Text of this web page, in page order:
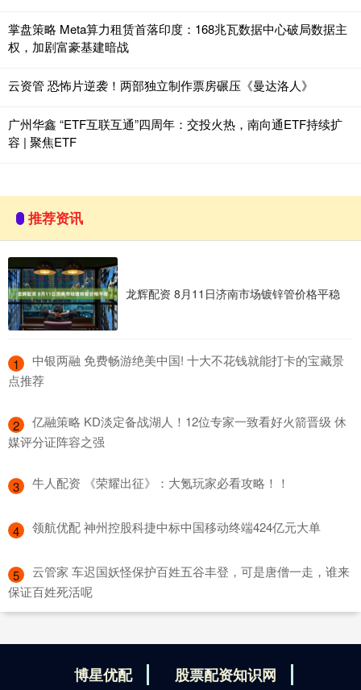
掌盘策略 Meta算力租赁首落印度：168兆瓦数据中心破局数据主
权，加剧富豪基建暗战
云资管 恐怖片逆袭！两部独立制作票房碾压《曼达洛人》
广州华鑫 “ETF互联互通”四周年：交投火热，南向通ETF持续扩
容 | 聚焦ETF
推荐资讯
龙辉配资 8月11日济南市场镀锌管价格平稳
1
​中银两融 免费畅游绝美中国! 十大不花钱就能打卡的宝藏景
点推荐
2
​亿融策略 KD淡定备战湖人！12位专家一致看好火箭晋级 休
媒评分证阵容之强
3 ​牛人配资 《荣耀出征》：大氪玩家必看攻略！！
4 ​领航优配 神州控股科捷中标中国移动终端424亿元大单
5
​云管家 车迟国妖怪保护百姓五谷丰登，可是唐僧一走，谁来
保证百姓死活呢
博星优配 股票配资知识网